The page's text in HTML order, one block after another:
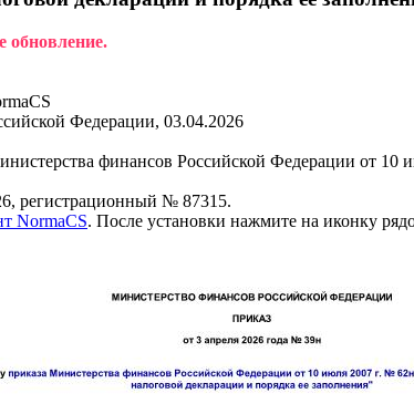
обновление.
Федерации, 03.04.2026
финансов Российской Федерации от
регистрационный № 87315.
NormaCS. После установки нажмите на иконку